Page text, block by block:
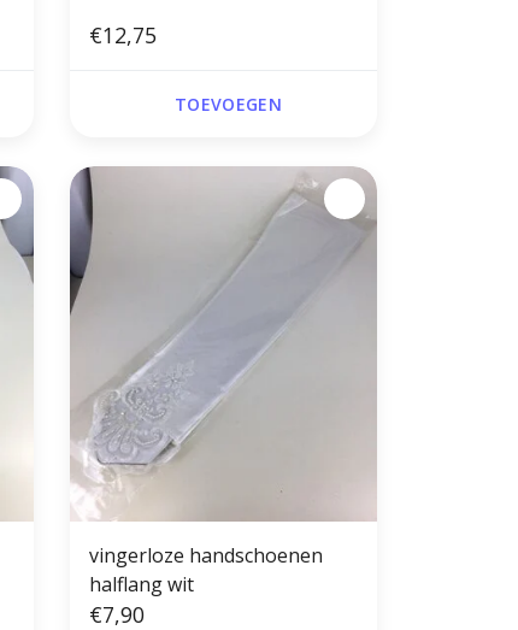
€12,75
TOEVOEGEN
vingerloze handschoenen
halflang wit
€7,90